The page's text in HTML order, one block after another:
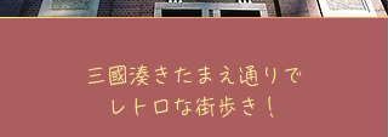
三國湊きたまえ通りで
レトロな街歩き！